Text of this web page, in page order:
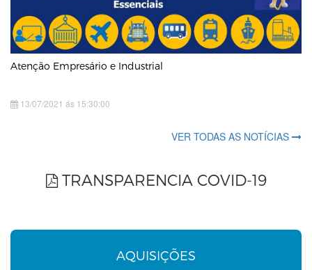
Atenção Empresário e Industrial
13/07/2021 ás 15:30:00
VER TODAS AS NOTÍCIAS
TRANSPARENCIA COVID-19
AQUISIÇÕES